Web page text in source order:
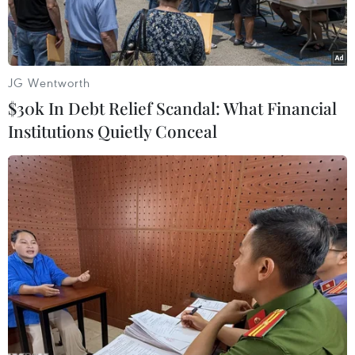
Bầu trời thủ đô Damascus rực sáng trong cuộc không kích của
liên quân. (Nguồn: sputniknews.com)
Bộ Quốc phòng Nga cho biết các tên lửa của Mỹ
và liên quân tấn công mục tiêu ở Syria không
lọt vào khu vực phòng thủ của Nga. Bộ này cho
biết, cuộc tấn công diễn ra từ 3 giờ 42-5 giờ 10
ngày 14/4 theo giờ Moskva.
JG Wentworth
$30k In Debt Relief Scandal: What Financial
Institutions Quietly Conceal